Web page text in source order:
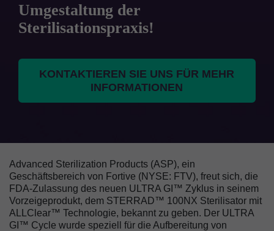
Umgestaltung der
Sterilisationspraxis!
KONTAKTIEREN SIE UNS FÜR MEHR
INFORMATIONEN
Advanced Sterilization Products (ASP), ein
Geschäftsbereich von Fortive (NYSE: FTV), freut sich, die
FDA-Zulassung des neuen ULTRA GI™ Zyklus in seinem
Vorzeigeprodukt, dem STERRAD™ 100NX Sterilisator mit
ALLClear™ Technologie, bekannt zu geben. Der ULTRA
GI™ Cycle wurde speziell für die Aufbereitung von